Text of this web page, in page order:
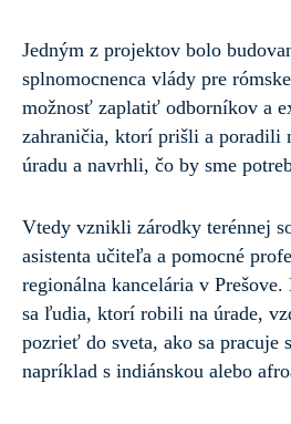
Jedným z projektov bolo
splnomocnenca vlády pre
možnosť zaplatiť odborníkov a
zahraničia, ktorí prišli a poradili
úradu a navrhli, čo by sme
Vtedy vznikli zárodky terénnej
asistenta učiteľa a pomocné
regionálna kancelária v
sa ľudia, ktorí robili na úrade,
pozrieť do sveta, ako sa pracuje
napríklad s indiánskou alebo